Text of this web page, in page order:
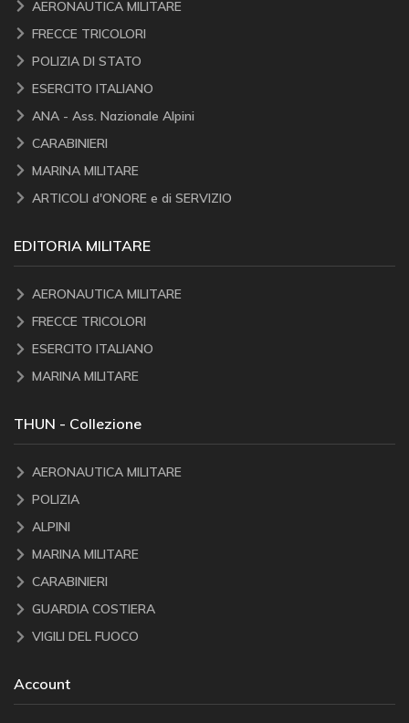
AERONAUTICA MILITARE
FRECCE TRICOLORI
POLIZIA DI STATO
ESERCITO ITALIANO
ANA - Ass. Nazionale Alpini
CARABINIERI
MARINA MILITARE
ARTICOLI d'ONORE e di SERVIZIO
EDITORIA MILITARE
AERONAUTICA MILITARE
FRECCE TRICOLORI
ESERCITO ITALIANO
MARINA MILITARE
THUN - Collezione
AERONAUTICA MILITARE
POLIZIA
ALPINI
MARINA MILITARE
CARABINIERI
GUARDIA COSTIERA
VIGILI DEL FUOCO
Account